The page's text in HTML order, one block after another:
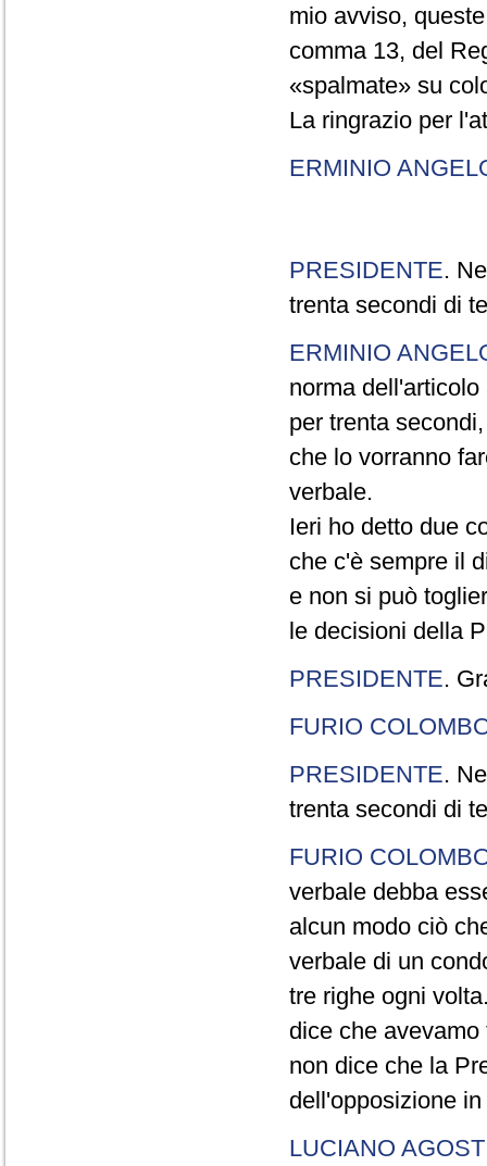
mio avviso,
comma 13, del
«spalmate» su
La ringrazio per
ERMINIO
PRESIDENTE.
trenta secondi di
ERMINIO
norma
per trenta
che lo vorranno
verbale.
Ieri ho detto due
che c'è sempre il
e non si può
le decisioni della
PRESIDENTE.
FURIO
PRESIDENTE.
trenta secondi di
FURIO
verbale debba
alcun modo ciò
verbale di un
tre righe ogni
dice che
non dice che la
dell'opposizione
LUCIANO